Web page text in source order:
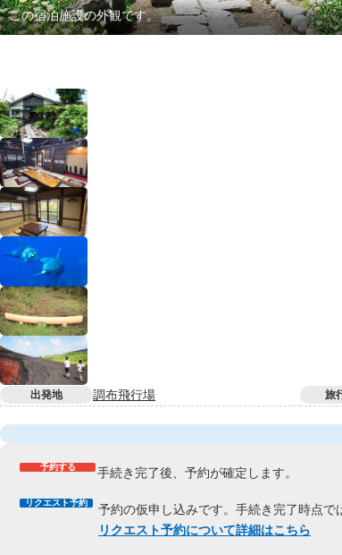
この宿泊施設の外観です。
出発地 調布飛行場 旅
予約する 手続き完了後、予約が確定します。
リクエスト予約
予約の仮申し込みです。手続き完了時点で
リクエスト予約について詳細はこちら